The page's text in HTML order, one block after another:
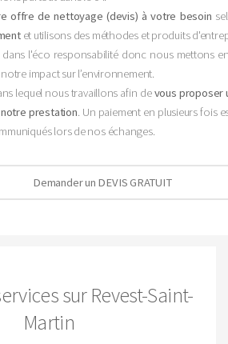
offre de nettoyage (devis) à votre besoin
et utilisons des méthodes et produits
l'éco responsabilité donc nous mettons
impact sur l’environnement.
lequel nous travaillons afin devous proposer
prestation. Un paiement en plusieurs fois
lors de nos échanges.
Demander un DEVIS GRATUIT
sur Revest-Saint-
Martin